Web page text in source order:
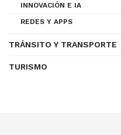
INNOVACIÓN E IA
REDES Y APPS
TRÁNSITO Y TRANSPORTE
TURISMO